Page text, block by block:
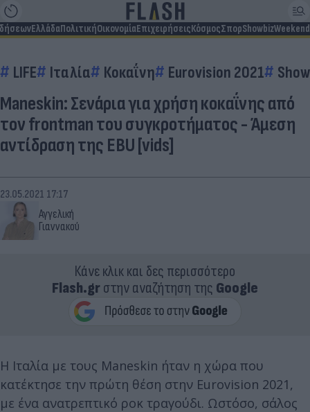
ΕλλάδαΠολιτικήΟικονομίαΕπιχειρήσειςΚόσμοςΣπορShowbizWeekend
LIFE Ιταλία Κοκαΐνη Eurovision 2021
Maneskin: Σενάρια για χρήση κοκαΐνης από
τον frontman του συγκροτήματος - Άμεση
αντίδραση της EBU [vids]
Αγγελική
Γιαννακού
23.05.2021 17:17
Κάνε κλικ και δες περισσότερο
Flash.grστην αναζήτηση της Google
Η Ιταλία με τους Maneskin ήταν η χώρα που
κατέκτησε την πρώτη θέση στην Eurovision 2021,
με ένα ανατρεπτικό ροκ τραγούδι. Ωστόσο, σάλος